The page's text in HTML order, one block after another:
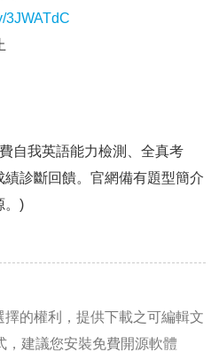
3JWATdC
自我英語能力檢測、全真考
診斷回饋。官網備有題型簡介
。)
的權利，提供下載之可編輯文
，建議您安裝免費開源軟體